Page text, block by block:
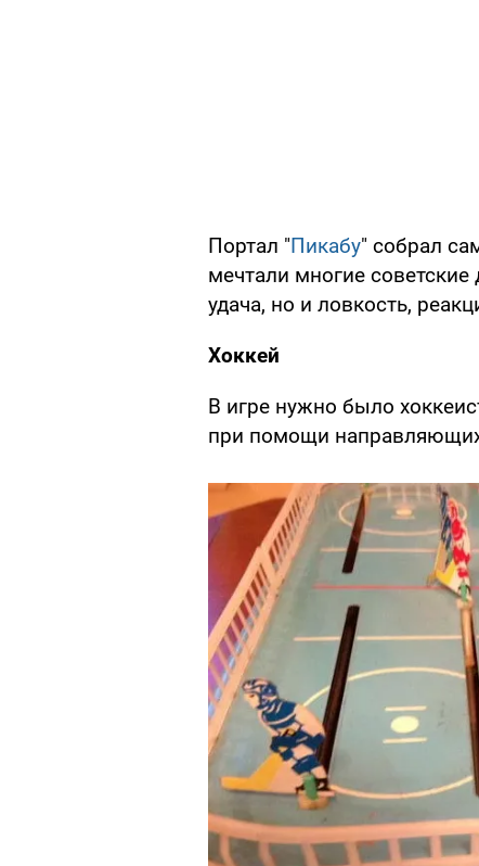
Портал "Пикабу" собрал
мечтали многие
удача, но и ловкость,
Хоккей
В игре нужно было
при помощи